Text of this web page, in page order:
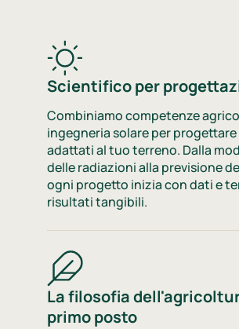
Scientifico per
Combiniamo competenze
ingegneria solare per
adattati al tuo terreno. Dalla
delle radiazioni alla previsione
ogni progetto inizia con dati e
risultati tangibili.
La filosofia
primo posto